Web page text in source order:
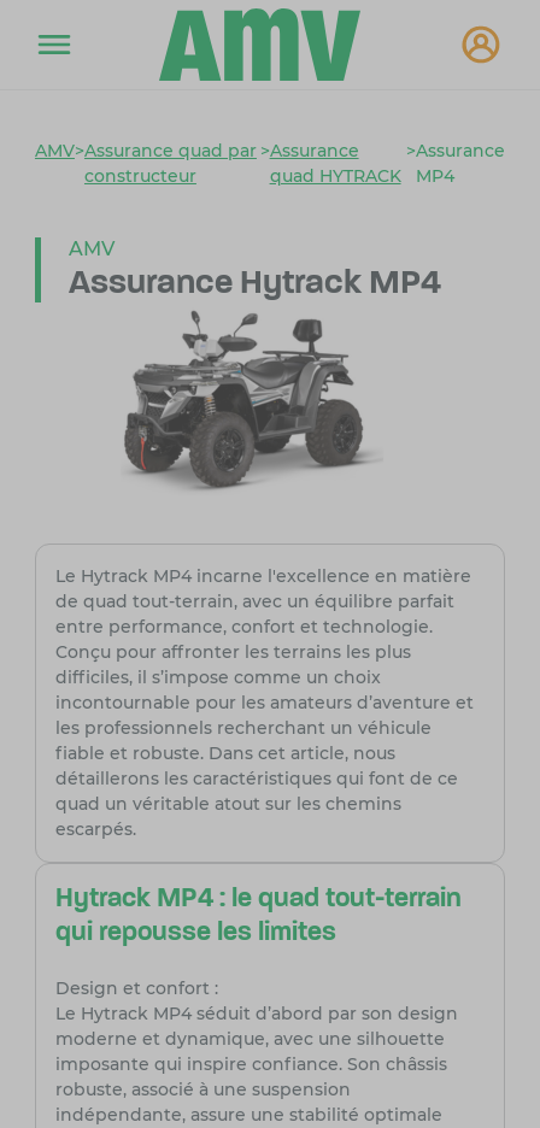
AMV>Assurance quad par
constructeur
>Assurance
quad HYTRACK
>Assurance
MP4
AMV
Assurance Hytrack MP4
Le Hytrack MP4 incarne l'excellence en matière
de quad tout-terrain, avec un équilibre parfait
entre performance, confort et technologie.
Conçu pour affronter les terrains les plus
difficiles, il s’impose comme un choix
incontournable pour les amateurs d’aventure et
les professionnels recherchant un véhicule
fiable et robuste. Dans cet article, nous
détaillerons les caractéristiques qui font de ce
quad un véritable atout sur les chemins
escarpés.
Hytrack MP4 : le quad tout-terrain
qui repousse les limites
Design et confort :
Le Hytrack MP4 séduit d’abord par son design
moderne et dynamique, avec une silhouette
imposante qui inspire confiance. Son châssis
robuste, associé à une suspension
indépendante, assure une stabilité optimale